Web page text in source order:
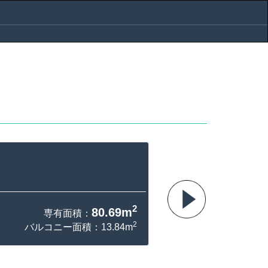
専有面積： 80.69m2
バルコニー面積：13.84m2